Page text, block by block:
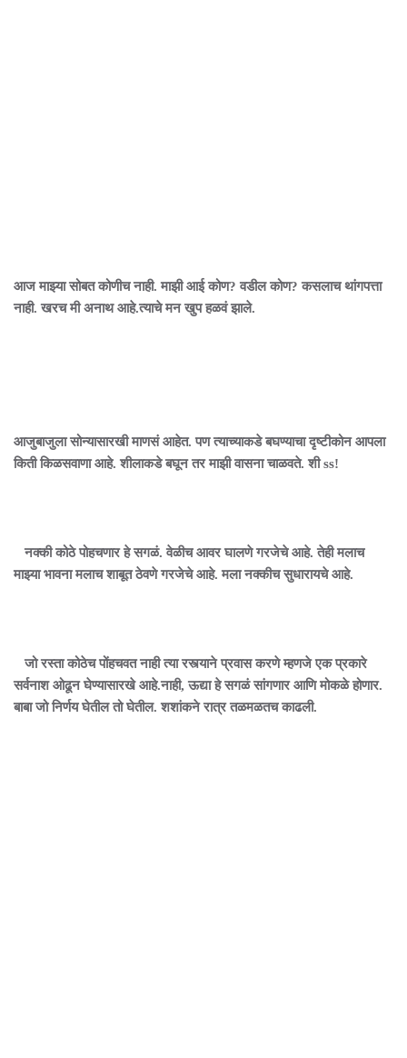
आज माझ्या सोबत कोणीच नाही. माझी आई कोण? वडील कोण? कसलाच थांगपत्ता
नाही. खरच मी अनाथ आहे.त्याचे मन खुप हळवं झाले.
आजुबाजुला सोन्यासारखी माणसं आहेत. पण त्याच्याकडे बघण्याचा दृष्टीकोन आपला
किती किळसवाणा आहे. शीलाकडे बघून तर माझी वासना चाळवते. शी ss!
नक्की कोठे पोहचणार हे सगळं. वेळीच आवर घालणे गरजेचे आहे. तेही मलाच
माझ्या भावना मलाच शाबूत ठेवणे गरजेचे आहे. मला नक्कीच सुधारायचे आहे.
जो रस्ता कोठेच पोंहचवत नाही त्या रस्त्याने प्रवास करणे म्हणजे एक प्रकारे
सर्वनाश ओढून घेण्यासारखे आहे.नाही, ऊद्या हे सगळं सांगणार आणि मोकळे होणार.
बाबा जो निर्णय घेतील तो घेतील. शशांकने रात्र तळमळतच काढली.